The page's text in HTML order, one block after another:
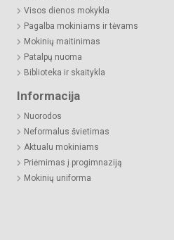
Visos dienos mokykla
Pagalba mokiniams ir tėvams
Mokinių maitinimas
Patalpų nuoma
Biblioteka ir skaitykla
Informacija
Nuorodos
Neformalus švietimas
Aktualu mokiniams
Priėmimas į progimnaziją
Mokinių uniforma